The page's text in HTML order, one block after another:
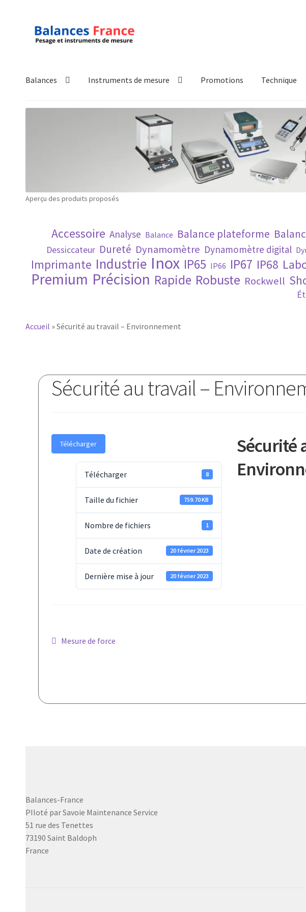
Aller
Aller
Balances Instruments de mesure Promotions Technique
Politique de confidentialité Politique en matière de
Validation de la commande
Aperçu des produits proposés
Accessoire Analyse Balance Balance plateforme
Dessiccateur Dureté Dynamomètre Dynamomètre digital
Imprimante Industrie Inox IP65 IP66 IP67 IP68
Premium Précision Rapide Robuste Rockwell
Accueil »Sécurité au travail – Environnement
Sécurité au travail –
Télécharger
Télécharger 8
Taille du fichier 759.70 KB
Nombre de fichiers 1
Date de création 20 février 2023
Dernière mise à jour 20 février 2023
Sécurité
Navigation
Article
Mesure de force
Balances-France
PIloté par Savoie Maintenance Service
51 rue des Tenettes
73190 Saint Baldoph
France